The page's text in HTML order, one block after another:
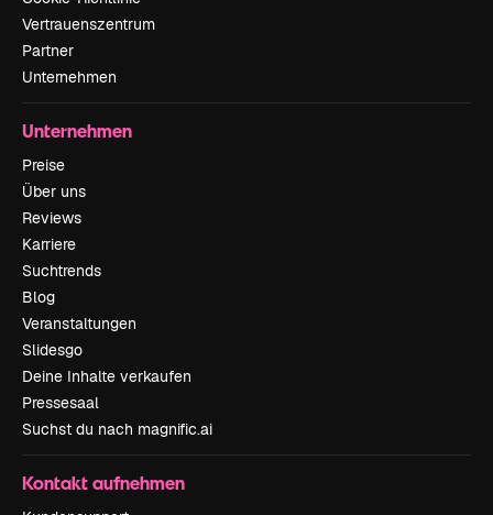
Vertrauenszentrum
Partner
Unternehmen
Unternehmen
Preise
Über uns
Reviews
Karriere
Suchtrends
Blog
Veranstaltungen
Slidesgo
Deine Inhalte verkaufen
Pressesaal
Suchst du nach magnific.ai
Kontakt aufnehmen